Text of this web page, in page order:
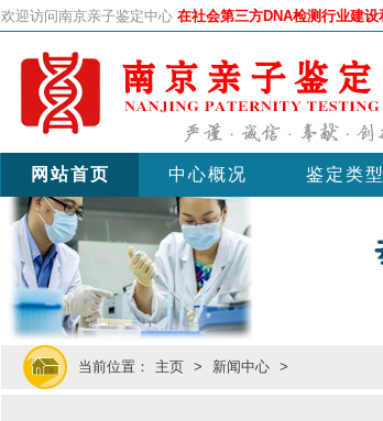
欢迎访问南京亲子鉴定中心 在社会第三方DNA检测行业建设
网站首页 中心概况 鉴定类型
当前位置： 主页 > 新闻中心 >